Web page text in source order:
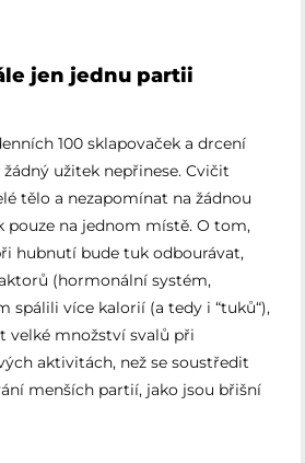
jen jednu partii
100 sklapovaček a drcení
užitek nepřinese. Cvičit
tělo a nezapomínat na žádnou
pouze na jednom místě. O tom,
hubnutí bude tuk odbourávat,
(hormonální systém,
spálili více kalorií (a tedy i “tuků“),
velké množství svalů při
aktivitách, než se soustředit
menších partií, jako jsou břišní